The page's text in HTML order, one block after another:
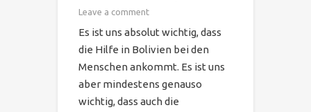
Leave a comment
Es ist uns absolut wichtig, dass
die Hilfe in Bolivien bei den
Menschen ankommt. Es ist uns
aber mindestens genauso
wichtig, dass auch die